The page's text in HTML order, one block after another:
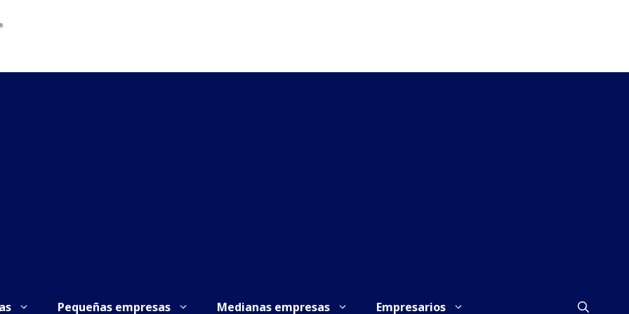
Pequeñas empresas Medianas empresas Empresarios